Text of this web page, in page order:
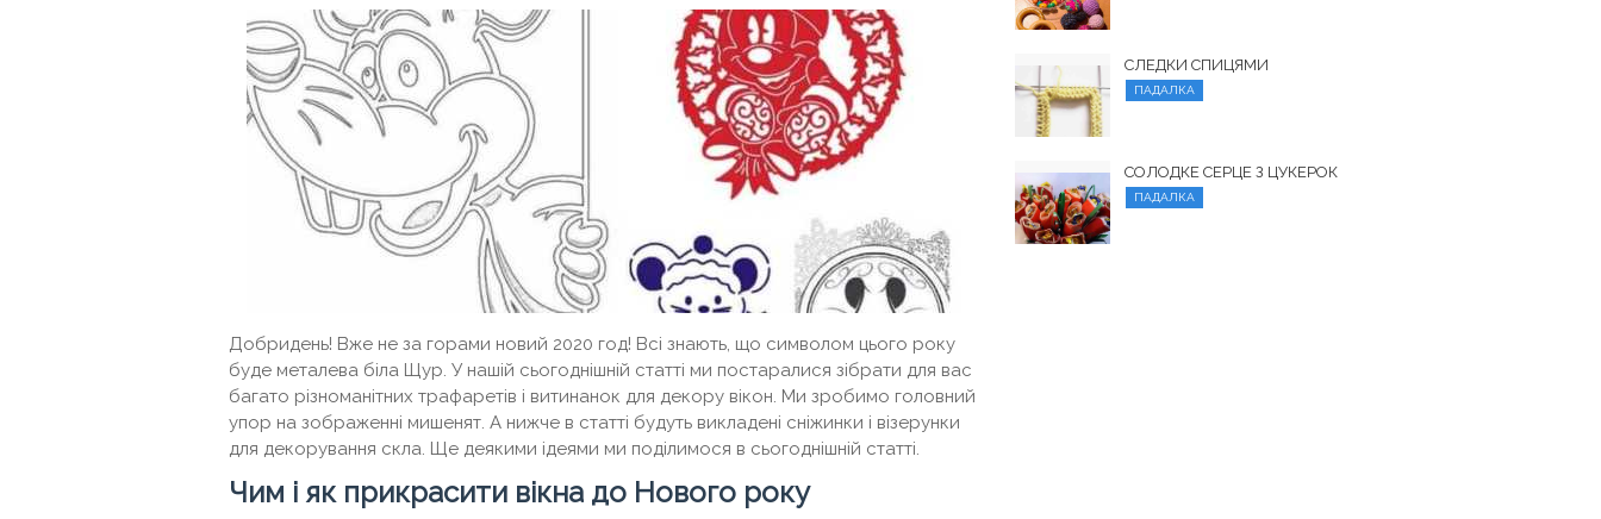
Добридень! Вже не за горами новий 2020 год! Всі знають, що символом цього року
буде металева біла Щур. У нашій сьогоднішній статті ми постаралися зібрати для вас
багато різноманітних трафаретів і витинанок для декору вікон. Ми зробимо головний
упор на зображенні мишенят. А нижче в статті будуть викладені сніжинки і візерунки
для декорування скла. Ще деякими ідеями ми поділимося в сьогоднішній статті.
Чим і як прикрасити вікна до Нового року
СЛЕДКИ СПИЦЯМИ
ПАДАЛКА
СОЛОДКЕ СЕРЦЕ З ЦУКЕРОК
ПАДАЛКА